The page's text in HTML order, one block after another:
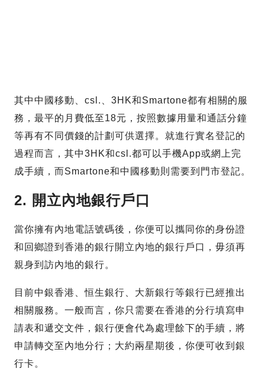
其中中國移動、csl.、3HK和Smartone都有相關的服
務，最平的月費低至18元，按照數據用量和通話分鐘
等再有不同價錢的計劃可供選擇。就進行實名登記的
過程而言，其中3HK和csl.都可以手機App或網上完
成手續，而Smartone和中國移動則需要到門市登記。
2. 開立內地銀行戶口
當你擁有內地電話號碼後，你便可以攜同你的身份證
和回鄉證到香港的銀行開立內地的銀行戶口，毋須再
親身到訪內地的銀行。
目前中銀香港、恒生銀行、大新銀行等銀行已經推出
相關服務。一般而言，你只需要在香港的分行填寫申
請表和遞交文件，銀行便會代為處理餘下的手續，將
申請轉交至內地分行；大約兩星期後，你便可收到銀
行卡。